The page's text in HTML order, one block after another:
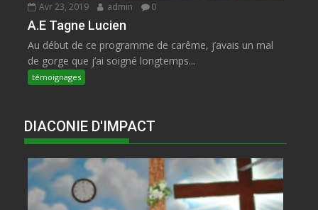
Avr 23, 2019 admin 0
A.E Tagne Lucien
Au début de ce programme de carême, j’avais un mal
de gorge que j’ai soigné longtemps...
témoignages
DIACONIE D'IMPACT